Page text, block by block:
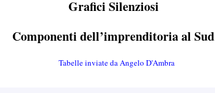
Grafici Silenziosi
Componenti dell’imprenditoria al Sud
Tabelle inviate da Angelo D'Ambra